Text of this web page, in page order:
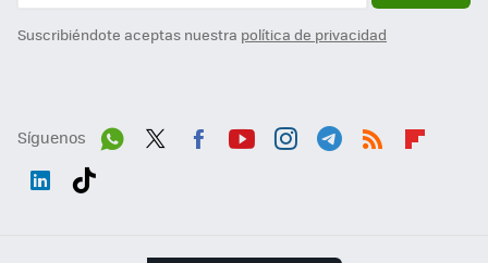
Suscribiéndote aceptas nuestra política de privacidad
Síguenos